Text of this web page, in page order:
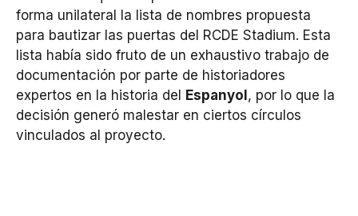
forma unilateral la lista de nombres propuesta
para bautizar las puertas del RCDE Stadium. Esta
lista había sido fruto de un exhaustivo trabajo de
documentación por parte de historiadores
expertos en la historia del
Espanyol , por lo que la
decisión generó malestar en ciertos círculos
vinculados al proyecto.